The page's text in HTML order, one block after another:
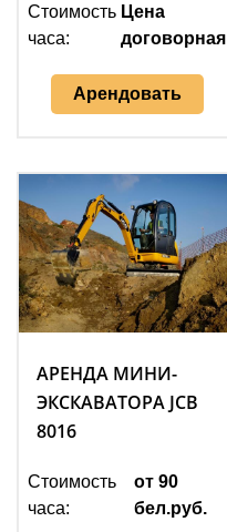
Стоимость
часа:
Цена
договорная
Арендовать
АРЕНДА МИНИ-
ЭКСКАВАТОРА JCB
8016
Стоимость
часа:
от 90
бел.руб.